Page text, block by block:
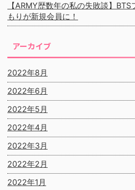
【ARMY歴数年の私の失敗談】
もりが新規会員に！
アーカイブ
2022年8月
2022年6月
2022年5月
2022年4月
2022年3月
2022年2月
2022年1月